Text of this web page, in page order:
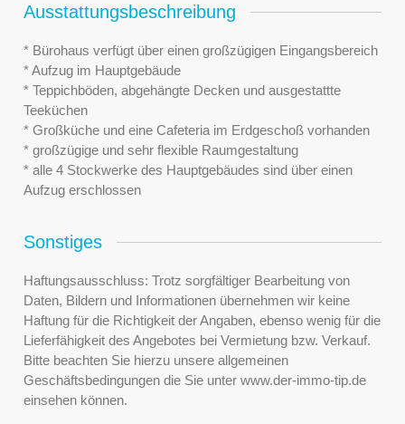
Ausstattungsbeschreibung
* Bürohaus verfügt über einen großzügigen Eingangsbereich
* Aufzug im Hauptgebäude
* Teppichböden, abgehängte Decken und ausgestattte
Teeküchen
* Großküche und eine Cafeteria im Erdgeschoß vorhanden
* großzügige und sehr flexible Raumgestaltung
* alle 4 Stockwerke des Hauptgebäudes sind über einen
Aufzug erschlossen
Sonstiges
Haftungsausschluss: Trotz sorgfältiger Bearbeitung von
Daten, Bildern und Informationen übernehmen wir keine
Haftung für die Richtigkeit der Angaben, ebenso wenig für die
Lieferfähigkeit des Angebotes bei Vermietung bzw. Verkauf.
Bitte beachten Sie hierzu unsere allgemeinen
Geschäftsbedingungen die Sie unter www.der-immo-tip.de
einsehen können.